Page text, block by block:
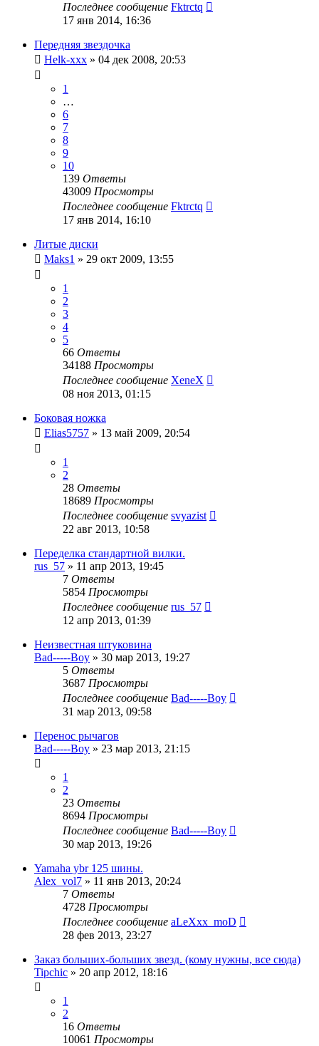
Последнее сообщение Fktrctq
17 янв 2014, 16:36
Передняя звездочка
Helk-xxx » 04 дек 2008, 20:53
1
…
6
7
8
9
10
139 Ответы
43009 Просмотры
Последнее сообщение Fktrctq
17 янв 2014, 16:10
Литые диски
Maks1 » 29 окт 2009, 13:55
1
2
3
4
5
66 Ответы
34188 Просмотры
Последнее сообщение XeneX
08 ноя 2013, 01:15
Боковая ножка
Elias5757 » 13 май 2009, 20:54
1
2
28 Ответы
18689 Просмотры
Последнее сообщение svyazist
22 авг 2013, 10:58
Переделка стандартной вилки.
rus_57 » 11 апр 2013, 19:45
7 Ответы
5854 Просмотры
Последнее сообщение rus_57
12 апр 2013, 01:39
Неизвестная штуковина
Bad-----Boy » 30 мар 2013, 19:27
5 Ответы
3687 Просмотры
Последнее сообщение Bad-----Boy
31 мар 2013, 09:58
Перенос рычагов
Bad-----Boy » 23 мар 2013, 21:15
1
2
23 Ответы
8694 Просмотры
Последнее сообщение Bad-----Boy
30 мар 2013, 19:26
Yamaha ybr 125 шины.
Alex_vol7 » 11 янв 2013, 20:24
7 Ответы
4728 Просмотры
Последнее сообщение aLeXxx_moD
28 фев 2013, 23:27
Заказ больших-больших звезд. (кому нужны, все сюда)
Tipchic » 20 апр 2012, 18:16
1
2
16 Ответы
10061 Просмотры